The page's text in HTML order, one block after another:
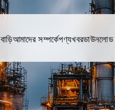
বাড়িআমাদের সম্পর্কেপণ্যখবর